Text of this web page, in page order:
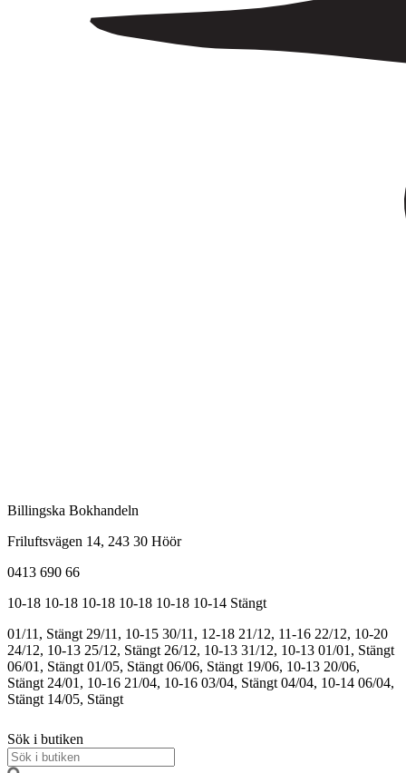
Billingska Bokhandeln
Friluftsvägen 14, 243 30 Höör
0413 690 66
10-18 10-18 10-18 10-18 10-18 10-14 Stängt
01/11, Stängt 29/11, 10-15 30/11, 12-18 21/12, 11-16 22/12, 10-20
24/12, 10-13 25/12, Stängt 26/12, 10-13 31/12, 10-13 01/01, Stängt
06/01, Stängt 01/05, Stängt 06/06, Stängt 19/06, 10-13 20/06,
Stängt 24/01, 10-16 21/04, 10-16 03/04, Stängt 04/04, 10-14 06/04,
Stängt 14/05, Stängt
Sök i butiken